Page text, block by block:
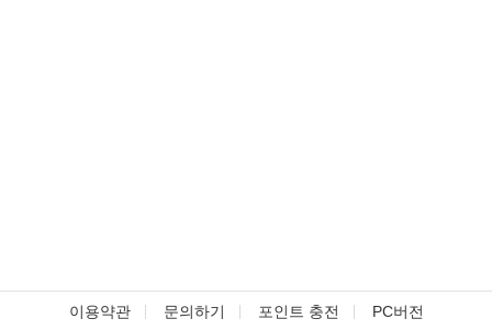
이용약관 문의하기 포인트 충전 PC버전